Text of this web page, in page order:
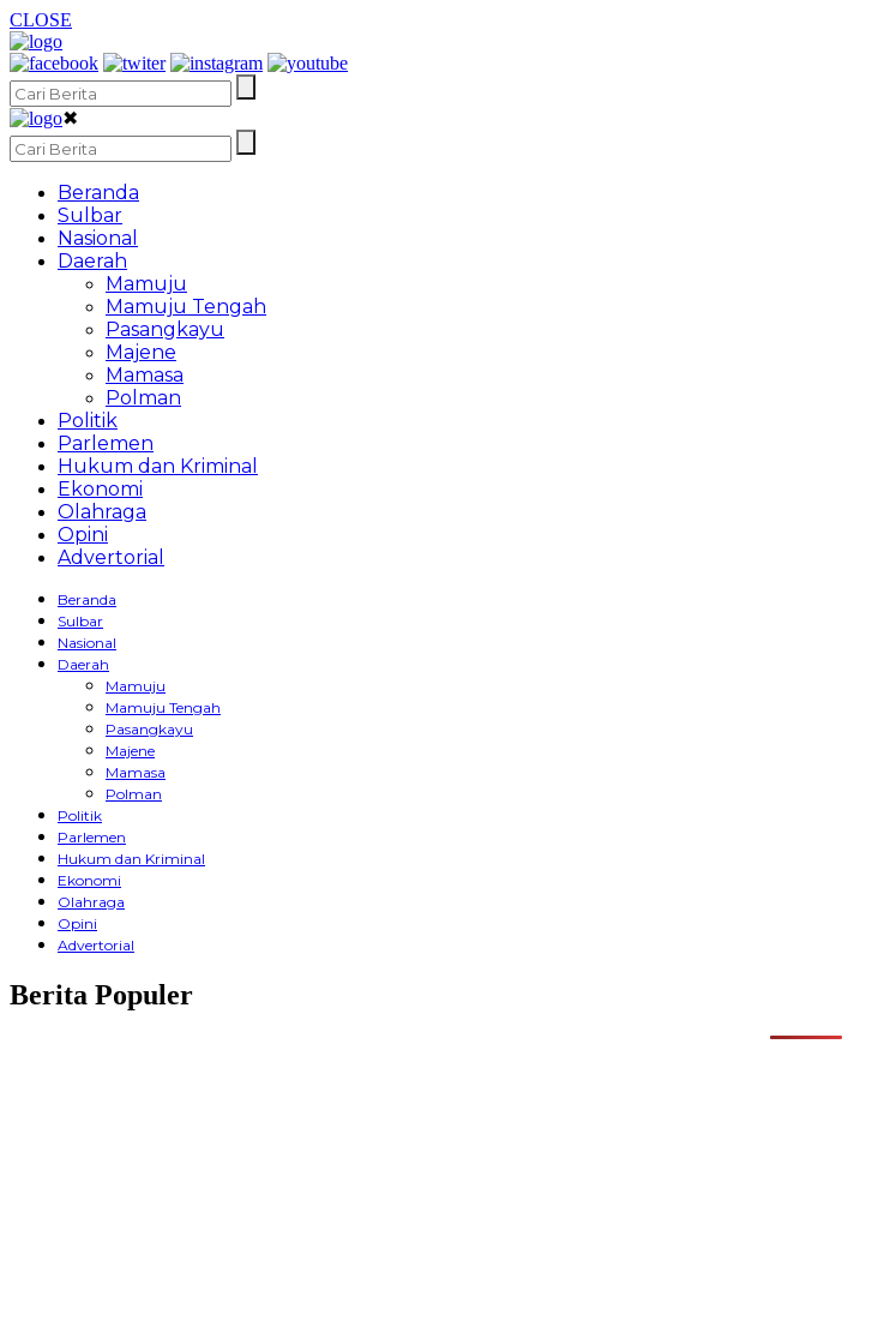
CLOSE
✖
Beranda
Sulbar
Nasional
Daerah
Mamuju
Mamuju Tengah
Pasangkayu
Majene
Mamasa
Polman
Politik
Parlemen
Hukum dan Kriminal
Ekonomi
Olahraga
Opini
Advertorial
Beranda
Sulbar
Nasional
Daerah
Mamuju
Mamuju Tengah
Pasangkayu
Majene
Mamasa
Polman
Politik
Parlemen
Hukum dan Kriminal
Ekonomi
Olahraga
Opini
Advertorial
Berita Populer